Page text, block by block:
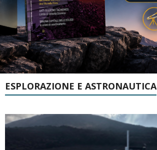
ESPLORAZIONE E ASTRONAUTICA